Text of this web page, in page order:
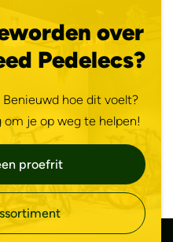
over
Pedelecs?
hoe dit voelt?
je op weg te helpen!
proefrit